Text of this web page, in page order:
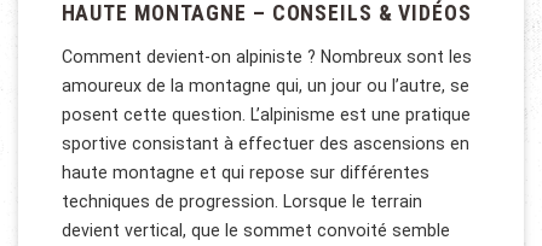
HAUTE MONTAGNE – CONSEILS & VIDÉOS
Comment devient-on alpiniste ? Nombreux sont les
amoureux de la montagne qui, un jour ou l’autre, se
posent cette question. L’alpinisme est une pratique
sportive consistant à effectuer des ascensions en
haute montagne et qui repose sur différentes
techniques de progression. Lorsque le terrain
devient vertical, que le sommet convoité semble